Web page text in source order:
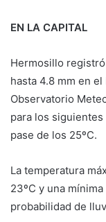
EN LA CAPITAL
Hermosillo
hasta 4.8 mm en
Observatorio
para los
pase de los 25ºC.
La temperatura
23ºC y una
probabilidad de